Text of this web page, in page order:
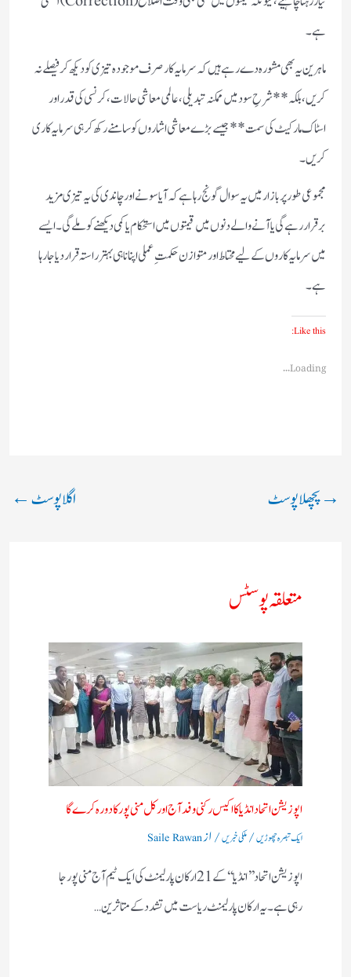
ہے۔
ماہرین یہ بھی مشورہ دے رہے ہیں کہ سرمایہ کار صرف موجودہ تیزی کو دیکھ کر فیصلے نہ
کریں، بلکہ **شرحِ سود میں ممکنہ تبدیلی، عالمی معاشی حالات، کرنسی کی قدر اور
اسٹاک مارکیٹ کی سمت** جیسے بڑے معاشی اشاروں کو سامنے رکھ کر ہی سرمایہ کاری
کریں۔
مجموعی طور پر بازار میں یہ سوال گونج رہا ہے کہ آیا سونے اور چاندی کی یہ تیزی مزید
برقرار رہے گی یا آنے والے دنوں میں قیمتوں میں استحکام یا کمی دیکھنے کو ملے گی۔ ایسے
میں سرمایہ کاروں کے لیے محتاط اور متوازن حکمتِ عملی اپنانا ہی بہتر راستہ قرار دیا جا رہا
ہے۔
Like this:
Loading...
→پچھلا پوسٹ اگلا پوسٹ←
متعلقہ پوسٹس
اپوزیشن اتحاد انڈیا کا اکیس رکنی وفد آج اور کل منی پور کا دورہ کرے گا
ایک تبصرہ چھوڑیں/ملکی خبریں/ ازSaile Rawan
اپوزیشن اتحاد ’’ انڈیا‘‘ کے 21 ارکان پارلیمنٹ کی ایک ٹیم آج منی پور جا
رہی ہے۔ یہ ارکان پارلیمنٹ ریاست میں تشدد کے متاثرین…